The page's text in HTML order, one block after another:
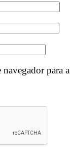
navegador para